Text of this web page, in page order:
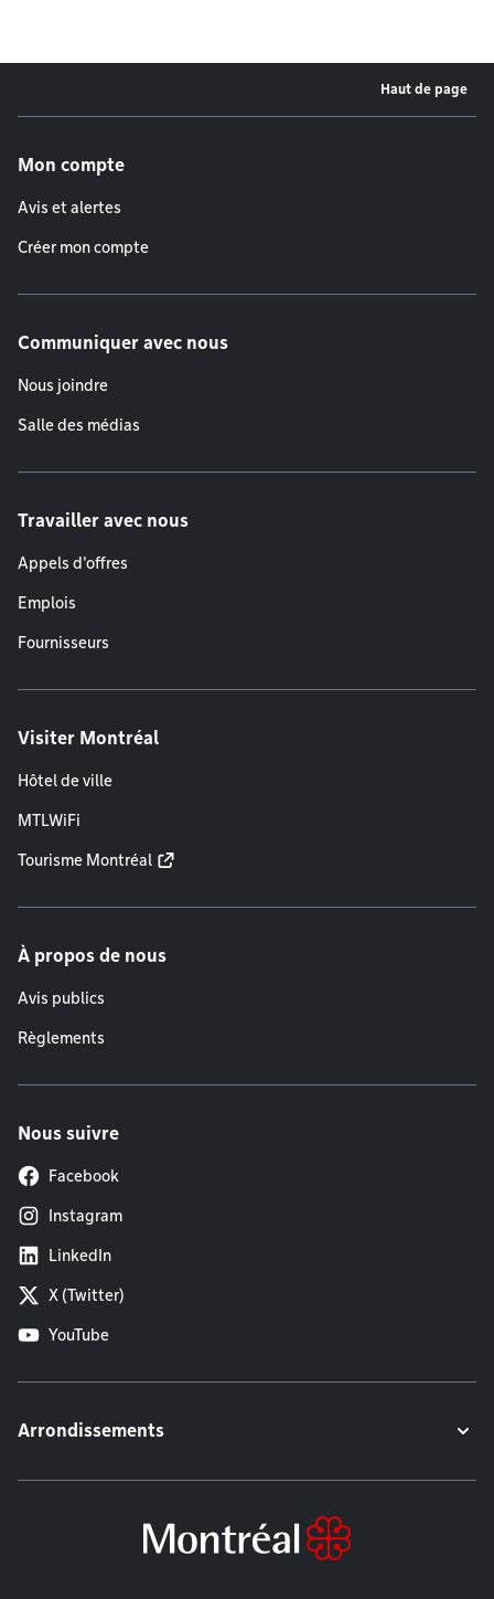
Haut de page
Mon compte
Avis et alertes
Créer mon compte
Communiquer avec nous
Nous joindre
Salle des médias
Travailler avec nous
Appels d'offres
Emplois
Fournisseurs
Visiter Montréal
Hôtel de ville
MTLWiFi
Tourisme Montréal
À propos de nous
Avis publics
Règlements
Nous suivre
Facebook
Instagram
LinkedIn
X (Twitter)
YouTube
Arrondissements